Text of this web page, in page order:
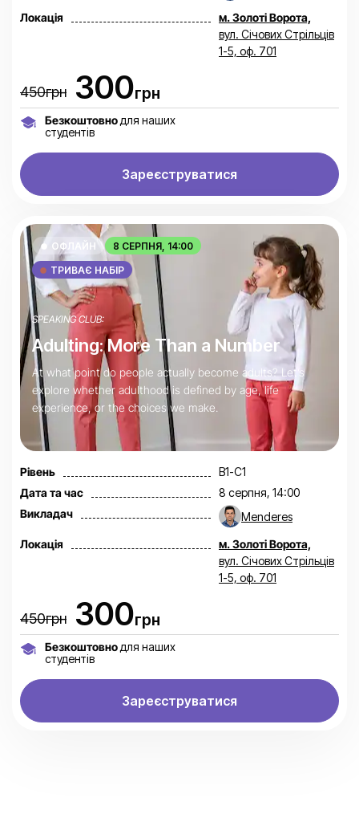
Локація
м. Золоті Ворота,
вул. Січових Стрільців
1-5, оф. 701
450грн 300грн
Безкоштовнодля наших
студентів
Зареєструватися
ОФЛАЙН
ТРИВАЄ НАБІР
8 СЕРПНЯ, 14:00
SPEAKING CLUB:
Adulting: More Than a Number
At what point do people actually become adults? Let’s
explore whether adulthood is defined by age, life
experience, or the choices we make.
Рівень
B1-C1
Дата та час
8 серпня, 14:00
Викладач
Menderes
Локація
м. Золоті Ворота,
вул. Січових Стрільців
1-5, оф. 701
450грн 300грн
Безкоштовнодля наших
студентів
Зареєструватися